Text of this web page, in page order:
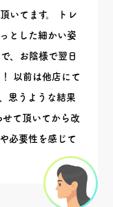
いてます。 トレ
とした細かい姿
、お陰様で翌日
以前は他店にて
思うような結果
て頂いてから改
必要性を感じて